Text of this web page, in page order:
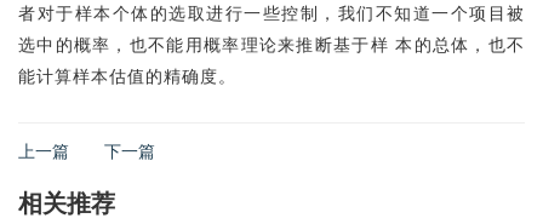
者对于样本个体的选取进行一些控制，我们不知道一个项目被
选中的概率，也不能用概率理论来推断基于样 本的总体，也不
能计算样本估值的精确度。
上一篇 下一篇
相关推荐